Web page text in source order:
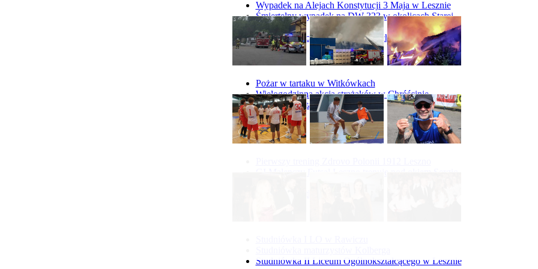
Wypadek na Alejach Konstytucji 3 Maja w Lesznie
Śmiertelny wypadek na DW 323 w okolicach Starej
Góry
Wypadek na obwodnicy Święciechowy
Pożar w tartaku w Witkówkach
Wielogodzinna akcja strażaków w Chróścinie
Pożar hali tartaku w Racocie
Studniówka II Liceum Ogólnokształcącego w Lesznie